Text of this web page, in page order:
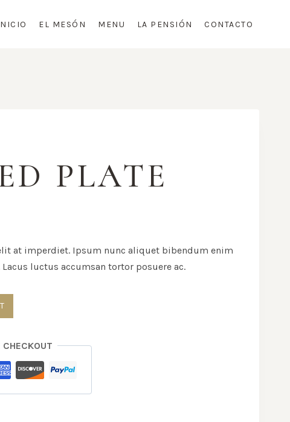
EL MESÓN MENU LA PENSIÓN CONTACTO
PLATE
at imperdiet. Ipsum nunc aliquet bibendum enim
luctus accumsan tortor posuere ac.
CHECKOUT